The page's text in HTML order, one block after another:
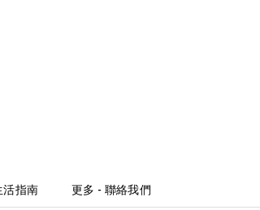
活指南 更多 - 聯絡我們